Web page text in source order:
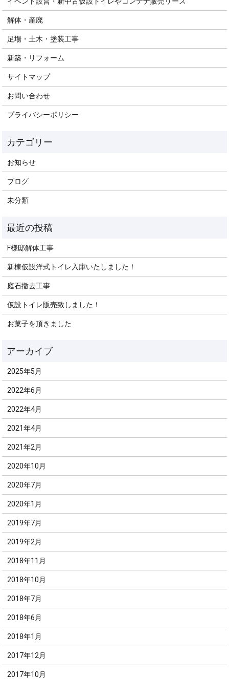
解体・産廃
足場・土木・塗装工事
新築・リフォーム
サイトマップ
お問い合わせ
プライバシーポリシー
お知らせ
ブログ
未分類
F様邸解体工事
新棟仮設洋式トイレ入庫いたしました！
庭石撤去工事
仮設トイレ販売致しました！
お菓子を頂きました
2025年5月
2022年6月
2022年4月
2021年4月
2021年2月
2020年10月
2020年7月
2020年1月
2019年7月
2019年2月
2018年11月
2018年10月
2018年7月
2018年6月
2018年1月
2017年12月
2017年10月